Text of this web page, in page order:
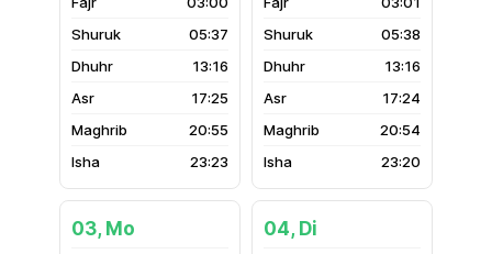
05:37
13:16
17:25
20:55
23:23
05:38
13:16
17:24
20:54
23:20
03, Mo 04, Di